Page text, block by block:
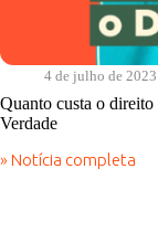
4 de julho de 2023
Quanto custa o
Verdade
» Notícia completa
Quanto